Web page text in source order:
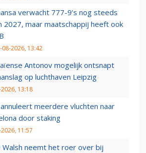
verwacht 777-9’s nog steeds
2027, maar maatschappij heeft ook
08-2026, 13:42
Antonov mogelijk ontsnapt
op luchthaven Leipzig
13:18
meerdere vluchten naar
door staking
11:57
Walsh neemt het roer over bij